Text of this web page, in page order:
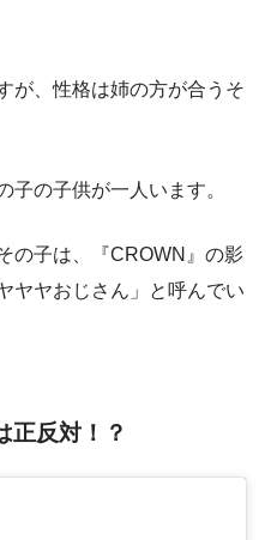
が、性格は姉の方が合うそ
子の子供が一人います。
の子は、『CROWN』の影
ヤヤおじさん」と呼んでい
正反対！？